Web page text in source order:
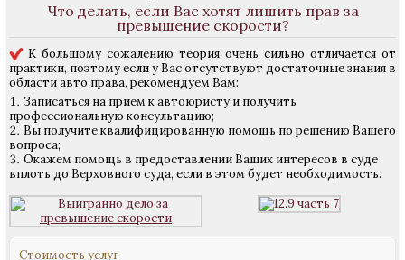
Что делать, если Вас хотят лишить прав за
превышение скорости?
К большому сожалению теория очень сильно отличается от
практики, поэтому если у Вас отсутствуют достаточные знания в
области авто права, рекомендуем Вам:
Записаться на прием к автоюристу и получить
профессиональную консультацию;
Вы получите квалифицированную помощь по решению Вашего
вопроса;
Окажем помощь в предоставлении Ваших интересов в суде
вплоть до Верховного суда, если в этом будет необходимость.
Стоимость услуг